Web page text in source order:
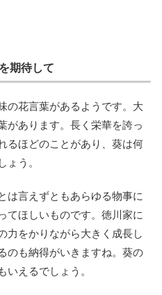
期待して
の花言葉があるようです。大
があります。長く栄華を誇っ
るほどのことがあり、葵は何
ょう。
は言えずともあらゆる物事に
てほしいものです。徳川家に
力をかりながら大きく成長し
のも納得がいきますね。葵の
いえるでしょう。